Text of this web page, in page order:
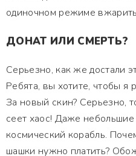
одиночном режиме
ДОНАТ ИЛИ СМЕРТЬ?
Серьезно, как же достали
Ребята, вы хотите, чтобы я
За новый скин? Серьезно,
сеет хаос! Даже небольшие
космический корабль.
шашки нужно платить?